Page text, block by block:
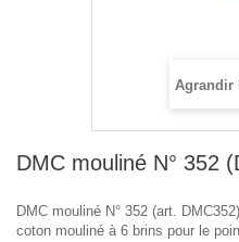
Agrandir
DMC mouliné N° 352
DMC mouliné N° 352 (art.
coton mouliné à 6 brins pour le